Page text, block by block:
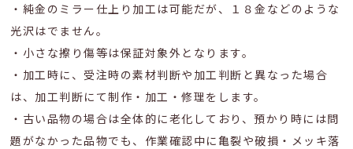
・純金のミラー仕上り加工は可能だが、１８金などのような
光沢はでません。
・小さな擦り傷等は保証対象外となります。
・加工時に、受注時の素材判断や加工判断と異なった場合
は、加工判断にて制作・加工・修理をします。
・古い品物の場合は全体的に老化しており、預かり時には問
題がなかった品物でも、作業確認中に亀裂や破損・メッキ落